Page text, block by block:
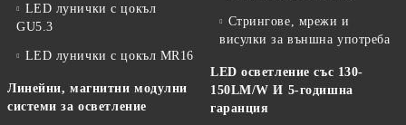
LED лунички с цокъл
GU5.3
LED лунички с цокъл MR16
Линейни, магнитни модулни
системи за осветление
Стрингове, мрежи и
висулки за външна употреба
LED осветление със 130-
150LM/W И 5-годишна
гаранция